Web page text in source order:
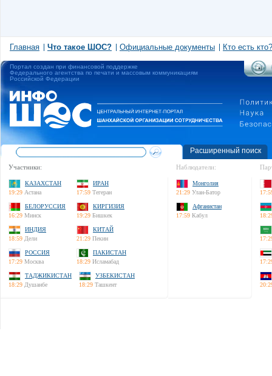
Главная Что такое ШОС? Официальные документы Кто есть кто?
Портал создан при финансовой поддержке
Федерального агентства по печати и массовым коммуникациям
Российской Федерации
Расширенный поиск
Участники:
КАЗАХСТАН
19:29 Астана
ИРАН
17:59 Тегеран
БЕЛОРУССИЯ
16:29 Минск
КИРГИЗИЯ
19:29 Бишкек
ИНДИЯ
18:59 Дели
КИТАЙ
21:29 Пекин
РОССИЯ
17:29 Москва
ПАКИСТАН
18:29 Исламабад
ТАДЖИКИСТАН
18:29 Душанбе
УЗБЕКИСТАН
18:29 Ташкент
Наблюдатели:
Монголия
21:29 Улан-Батор
Афганистан
17:59 Кабул